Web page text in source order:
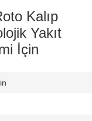
Kalıp
Yakıt
İçin